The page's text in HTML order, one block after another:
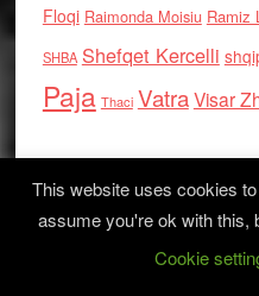
Floqi Raimonda Moisiu Ramiz
SHBA Shefqet Kercelli
Paja Thaci VatraVisar
This website uses cookies
assume you're ok with this,
Cookie